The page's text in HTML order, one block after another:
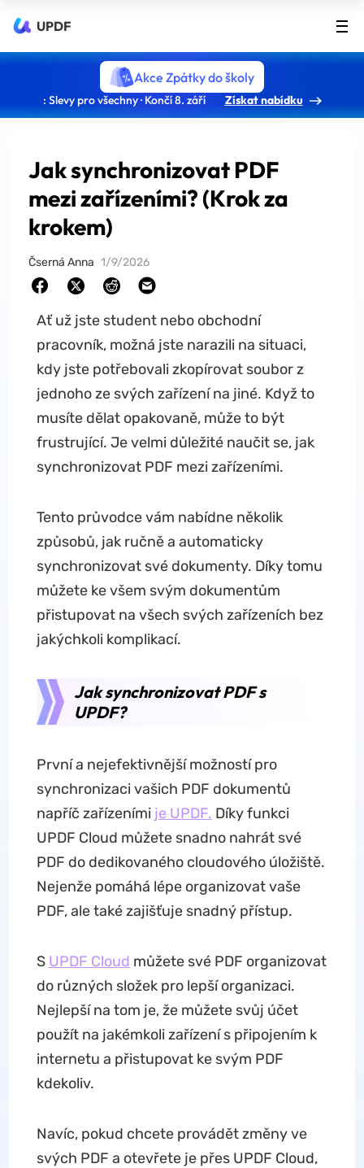
UPDF
Akce Zpátky do školy
: Slevy pro všechny · Končí 8. září Získat nabídku
Jak synchronizovat PDF
mezi zařízeními? (Krok za
krokem)
Čserná Anna 1/9/2026
Ať už jste student nebo obchodní
pracovník, možná jste narazili na situaci,
kdy jste potřebovali zkopírovat soubor z
jednoho ze svých zařízení na jiné. Když to
musíte dělat opakovaně, může to být
frustrující. Je velmi důležité naučit se, jak
synchronizovat PDF mezi zařízeními.
Tento průvodce vám nabídne několik
způsobů, jak ručně a automaticky
synchronizovat své dokumenty. Díky tomu
můžete ke všem svým dokumentům
přistupovat na všech svých zařízeních bez
jakýchkoli komplikací.
Jak synchronizovat PDF s
UPDF?
První a nejefektivnější možností pro
synchronizaci vašich PDF dokumentů
napříč zařízeními je UPDF. Díky funkci
UPDF Cloud můžete snadno nahrát své
PDF do dedikovaného cloudového úložiště.
Nejenže pomáhá lépe organizovat vaše
PDF, ale také zajišťuje snadný přístup.
S UPDF Cloud můžete své PDF organizovat
do různých složek pro lepší organizaci.
Nejlepší na tom je, že můžete svůj účet
použít na jakémkoli zařízení s připojením k
internetu a přistupovat ke svým PDF
kdekoliv.
Navíc, pokud chcete provádět změny ve
svých PDF a otevřete je přes UPDF Cloud,